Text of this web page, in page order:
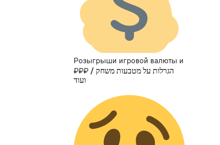
Розыгрыши игровой валюты и
₽₽₽ / הגרלות על מטבעות משחק
ועוד